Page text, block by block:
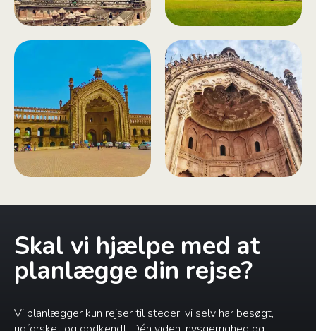
Skal vi hjælpe med at
planlægge din rejse?
Vi planlægger kun rejser til steder, vi selv har besøgt,